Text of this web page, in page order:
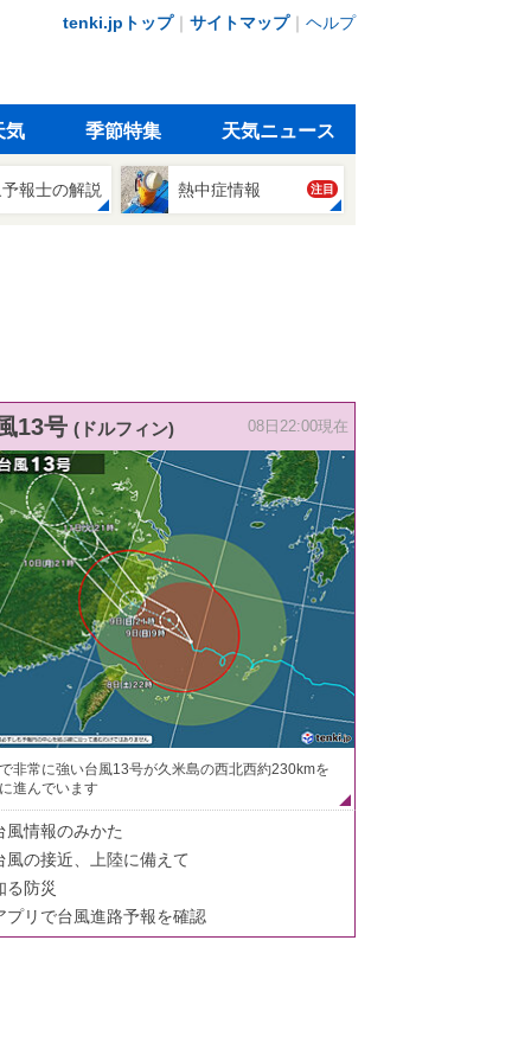
tenki.jpトップ｜ サイトマップ｜ ヘルプ
気 季節特集 天気ニュース
報士の解説 熱中症情報 注目
13号 (ドルフィン) 08日22:00現在
非常に強い台風13号が久米島の西北西約230kmを
進んでいます
風情報のみかた
風の接近、上陸に備えて
る防災
プリで台風進路予報を確認